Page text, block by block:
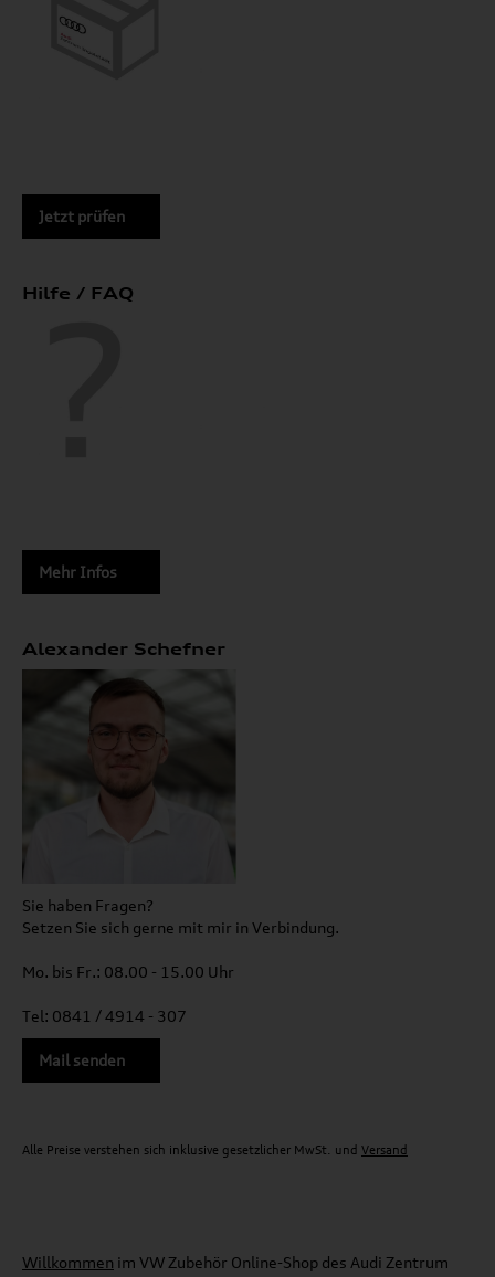
Jetzt prüfen
Hilfe / FAQ
Mehr Infos
Alexander Schefner
Sie haben Fragen?
Setzen Sie sich gerne mit mir in Verbindung.
Mo. bis Fr.: 08.00 - 15.00 Uhr
Tel: 0841 / 4914 - 307
Mail senden
Alle Preise verstehen sich inklusive gesetzlicher MwSt. und Versand
Willkommen im VW Zubehör Online-Shop des Audi Zentrum